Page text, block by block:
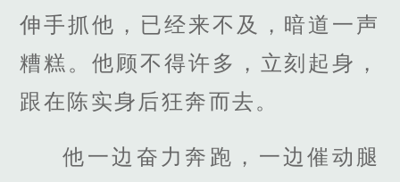
伸手抓他，已经来不及，暗道一声
糟糕。他顾不得许多，立刻起身，
跟在陈实身后狂奔而去。
他一边奋力奔跑，一边催动腿